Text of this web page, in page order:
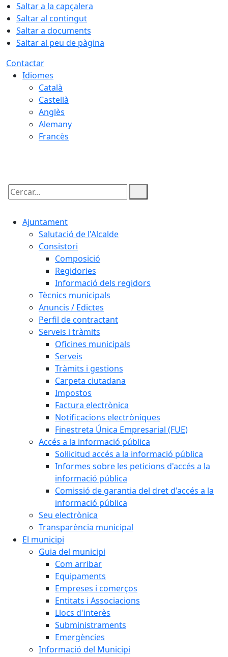
Saltar a la capçalera
Saltar al contingut
Saltar a documents
Saltar al peu de pàgina
Contactar
Idiomes
Català
Castellà
Anglès
Alemany
Francès
Cercar:
Ajuntament
Salutació de l'Alcalde
Consistori
Composició
Regidories
Informació dels regidors
Tècnics municipals
Anuncis / Edictes
Perfil de contractant
Serveis i tràmits
Oficines municipals
Serveis
Tràmits i gestions
Carpeta ciutadana
Impostos
Factura electrònica
Notificacions electròniques
Finestreta Única Empresarial (FUE)
Accés a la informació pública
Sol·licitud accés a la informació pública
Informes sobre les peticions d'accés a la
informació pública
Comissió de garantia del dret d'accés a la
informació pública
Seu electrònica
Transparència municipal
El municipi
Guia del municipi
Com arribar
Equipaments
Empreses i comerços
Entitats i Associacions
Llocs d'interès
Subministraments
Emergències
Informació del Municipi